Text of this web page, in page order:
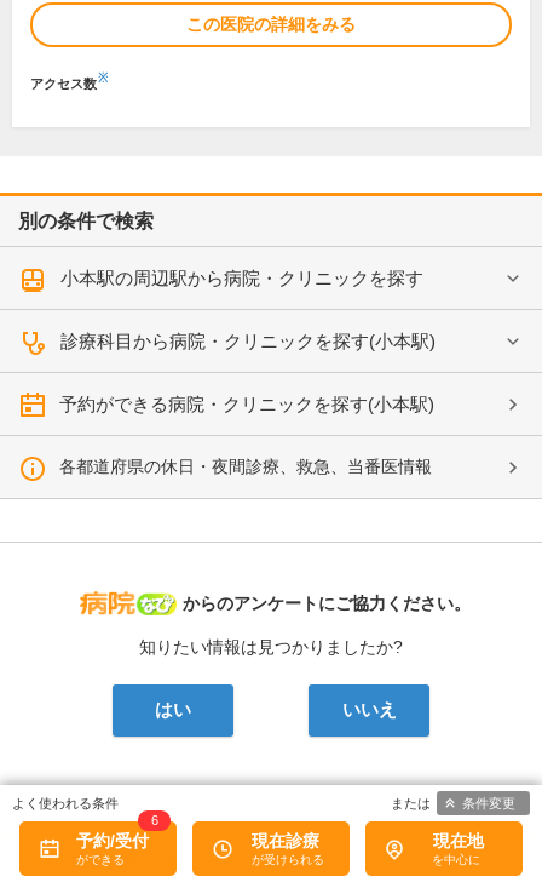
この医院の詳細をみる
アクセス数※
別の条件で検索
小本駅の周辺駅から病院・クリニックを探す
診療科目から病院・クリニックを探す(小本駅)
予約ができる病院・クリニックを探す(小本駅)
各都道府県の休日・夜間診療、救急、当番医情報
病院なび
からのアンケートにご協力ください。
知りたい情報は見つかりましたか?
はい いいえ
口コミがある病院・クリニック
予約/受付
6
現在診療 現在地
条件変更